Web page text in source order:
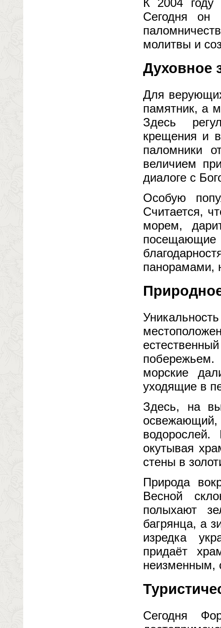
К 2004
Сегодня он
молитвы и
Духовное
Для
памятник, а
Здесь
крещения и
паломники
величием
диалоге с
Особую
Считается,
морем,
посещающие
панорамами,
морские
уходящие в
Здесь, на
окутывая
стены в
Природа
Весной
полыхают
багрянца, а
изредка
придаёт
неизменным,
Сегодня